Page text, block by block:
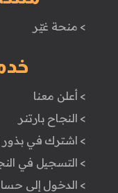
> منحة غيّر
> أعلن معنا
> النجاح بارتنر
> اشترك في بذور
> التسجيل في
> الدخول إلى